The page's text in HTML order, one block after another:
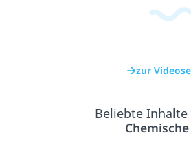
zur
Beliebte Inhalte